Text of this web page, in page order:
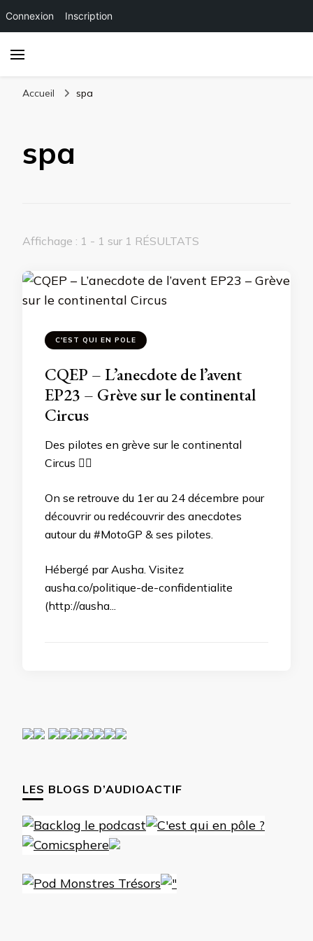
Connexion Inscription
Accueil spa
spa
Affichage : 1 - 1 sur 1 RÉSULTATS
C'EST QUI EN POLE
CQEP – L’anecdote de l’avent
EP23 – Grève sur le continental
Circus
Des pilotes en grève sur le continental
Circus ✊🏻
On se retrouve du 1er au 24 décembre pour
découvrir ou redécouvrir des anecdotes
autour du #MotoGP & ses pilotes.
Hébergé par Ausha. Visitez
ausha.co/politique-de-confidentialite
(http://ausha...
LES BLOGS D’AUDIOACTIF